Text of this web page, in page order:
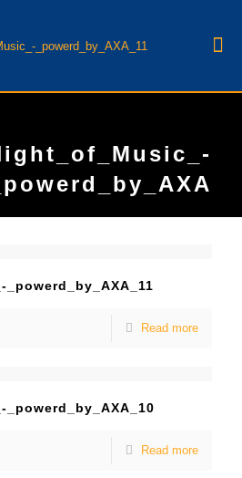
_powerd_by_AXA
Read more
Read more